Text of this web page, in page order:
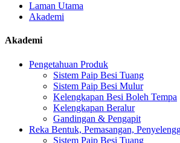
Laman Utama
Akademi
Akademi
Pengetahuan Produk
Sistem Paip Besi Tuang
Sistem Paip Besi Mulur
Kelengkapan Besi Boleh Tempa
Kelengkapan Beralur
Gandingan & Pengapit
Reka Bentuk, Pemasangan,
Sistem Paip Besi Tuang